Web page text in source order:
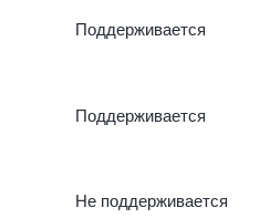
Поддерживается
Поддерживается
Не поддерживается